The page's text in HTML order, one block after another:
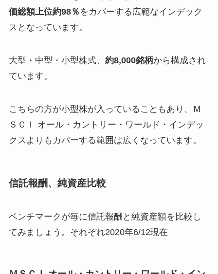
価総額上位約98％ をカバーする広範なインデック
スとなっています。
大型・中型・小型株式、 約8,000銘柄から構成され
ています。
こちらの方が小型株が入っていることもあり、Ｍ
ＳＣＩ オール・カントリー・ワールド・インデッ
クスよりもカバーする範囲は広くなっています。
信託報酬、純資産比較
ベンチマークが毎に信託報酬と純資産額を比較し
てみましょう。それぞれ2020年6/12現在